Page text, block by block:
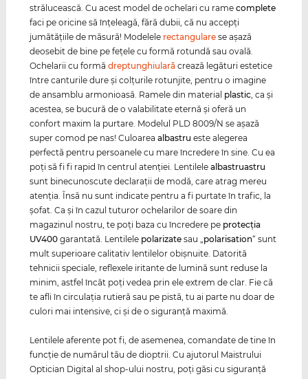
strălucească. Cu acest model de ochelari cu ramecomplete
faci pe oricine să înţeleagă, fără dubii, că nu accepţi
jumătăţiile de măsură! Modelele rectangulare se aşază
deosebit de bine pe feţele cu formă rotundă sau ovală.
Ochelarii cu formădreptunghiulară crează legături estetice
între canturile dure şi colţurile rotunjite, pentru o imagine
de ansamblu armonioasă. Ramele din material plastic, ca şi
acestea, se bucură de o valabilitate eternă şi oferă un
confort maxim la purtare. Modelul PLD 8009/N se aşază
super comod pe nas! Culoareaalbastru este alegerea
perfectă pentru persoanele cu mare încredere în sine. Cu ea
poţi să fi fi rapid în centrul atenţiei. Lentilelealbastruastru
sunt binecunoscute declaraţii de modă, care atrag mereu
atenţia. Însă nu sunt indicate pentru a fi purtate în trafic, la
şofat. Ca și în cazul tuturor ochelarilor de soare din
magazinul nostru, te poți baza cu încredere pe protecția
UV400 garantată. Lentilele polarizate sau „polarisation“ sunt
mult superioare calitativ lentilelor obişnuite. Datorită
tehnicii speciale, reflexele iritante de lumină sunt reduse la
minim, astfel încât poţi vedea prin ele extrem de clar. Fie că
te afli în circulaţia rutieră sau pe pistă, tu ai parte nu doar de
culori mai intensive, ci şi de o siguranţă maximă.
Lentilele aferente pot fi, de asemenea, comandate de tine în
funcţie de numărul tău de dioptrii. Cu ajutorul Maistrului
Optician Digital al shop-ului nostru, poţi găsi cu siguranţă